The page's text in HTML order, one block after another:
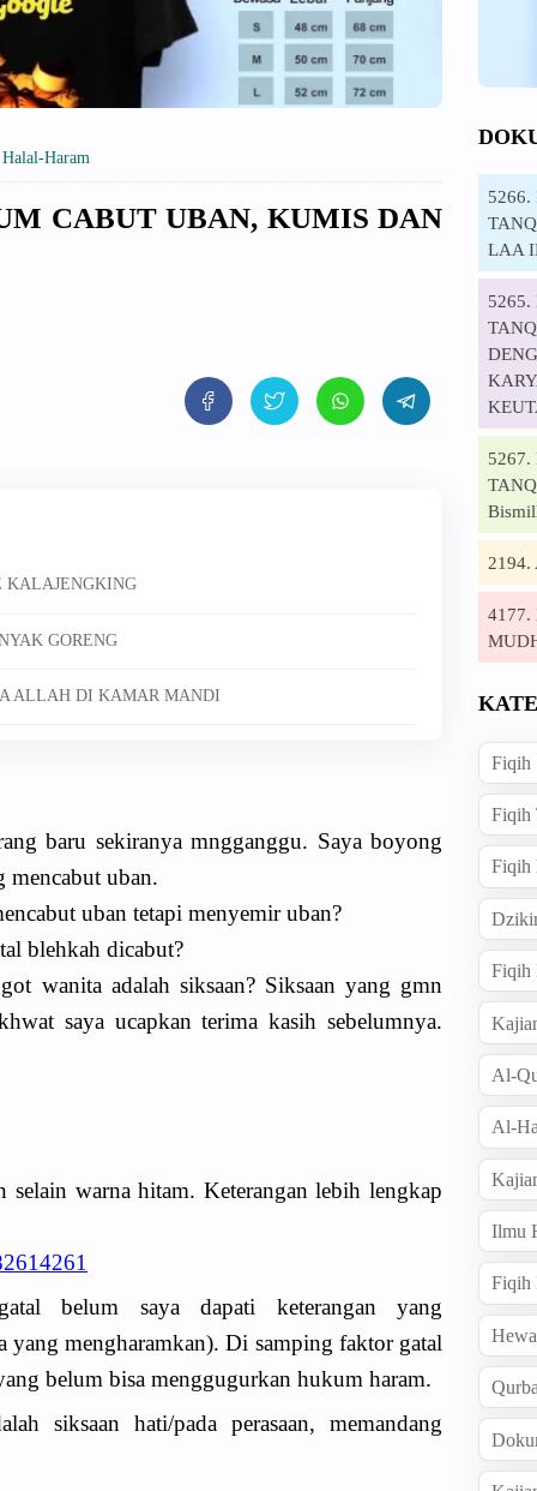
Halal-Haram
CABUT UBAN, KUMIS DAN
KALAJENGKING
GORENG
ALLAH DI KAMAR MANDI
baru sekiranya mngganggu. Saya boyong
mencabut uban.
uban tetapi menyemir uban?
blehkah dicabut?
wanita adalah siksaan? Siksaan yang gmn
saya ucapkan terima kasih sebelumnya.
warna hitam. Keterangan lebih lengkap
belum saya dapati keterangan yang
yang mengharamkan). Di samping faktor gatal
belum bisa menggugurkan hukum haram.
siksaan hati/pada perasaan, memandang
LAA
4177.
Fiqih
Fiqih
Fiqih
Fiqih
Al-
Al-
Ilmu
Fiqih